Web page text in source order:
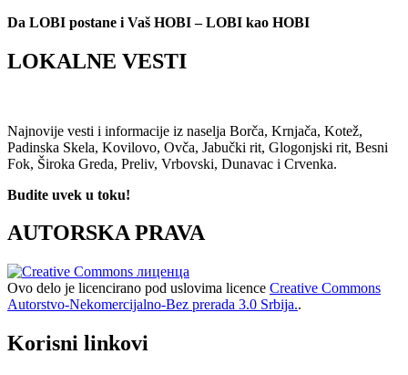
Da LOBI postane i Vaš HOBI – LOBI kao HOBI
LOKALNE VESTI
Najnovije vesti i informacije iz naselja Borča, Krnjača, Kotež,
Padinska Skela, Kovilovo, Ovča, Jabučki rit, Glogonjski rit, Besni
Fok, Široka Greda, Preliv, Vrbovski, Dunavac i Crvenka.
Budite uvek u toku!
AUTORSKA PRAVA
Ovo delo je licencirano pod uslovima licence Creative Commons
Autorstvo-Nekomercijalno-Bez prerada 3.0 Srbija..
Korisni linkovi